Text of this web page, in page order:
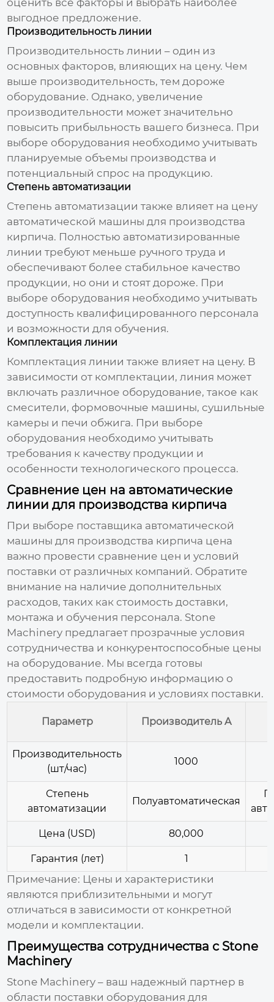
выгодное предложение.
Производительность линии
Производительность линии – один из
основных факторов, влияющих на цену. Чем
выше производительность, тем дороже
оборудование. Однако, увеличение
производительности может значительно
повысить прибыльность вашего бизнеса. При
выборе оборудования необходимо учитывать
планируемые объемы производства и
потенциальный спрос на продукцию.
Степень автоматизации
Степень автоматизации также влияет на цену
автоматической машины для производства
кирпича. Полностью автоматизированные
линии требуют меньше ручного труда и
обеспечивают более стабильное качество
продукции, но они и стоят дороже. При
выборе оборудования необходимо учитывать
доступность квалифицированного персонала
и возможности для обучения.
Комплектация линии
Комплектация линии также влияет на цену. В
зависимости от комплектации, линия может
включать различное оборудование, такое как
смесители, формовочные машины, сушильные
камеры и печи обжига. При выборе
оборудования необходимо учитывать
требования к качеству продукции и
особенности технологического процесса.
Сравнение цен на автоматические
линии для производства кирпича
При выборе поставщика автоматической
машины для производства кирпича цена
важно провести сравнение цен и условий
поставки от различных компаний. Обратите
внимание на наличие дополнительных
расходов, таких как стоимость доставки,
монтажа и обучения персонала. Stone
Machinery предлагает прозрачные условия
сотрудничества и конкурентоспособные цены
на оборудование. Мы всегда готовы
предоставить подробную информацию о
стоимости оборудования и условиях поставки.
Параметр Производитель A
Производительность
(шт/час)
1000
Степень
автоматизации
Полуавтоматическая
Цена (USD) 80,000
Гарантия (лет) 1
Примечание: Цены и характеристики
являются приблизительными и могут
отличаться в зависимости от конкретной
модели и комплектации.
Преимущества сотрудничества с Stone
Machinery
Stone Machinery – ваш надежный партнер в
области поставки оборудования для